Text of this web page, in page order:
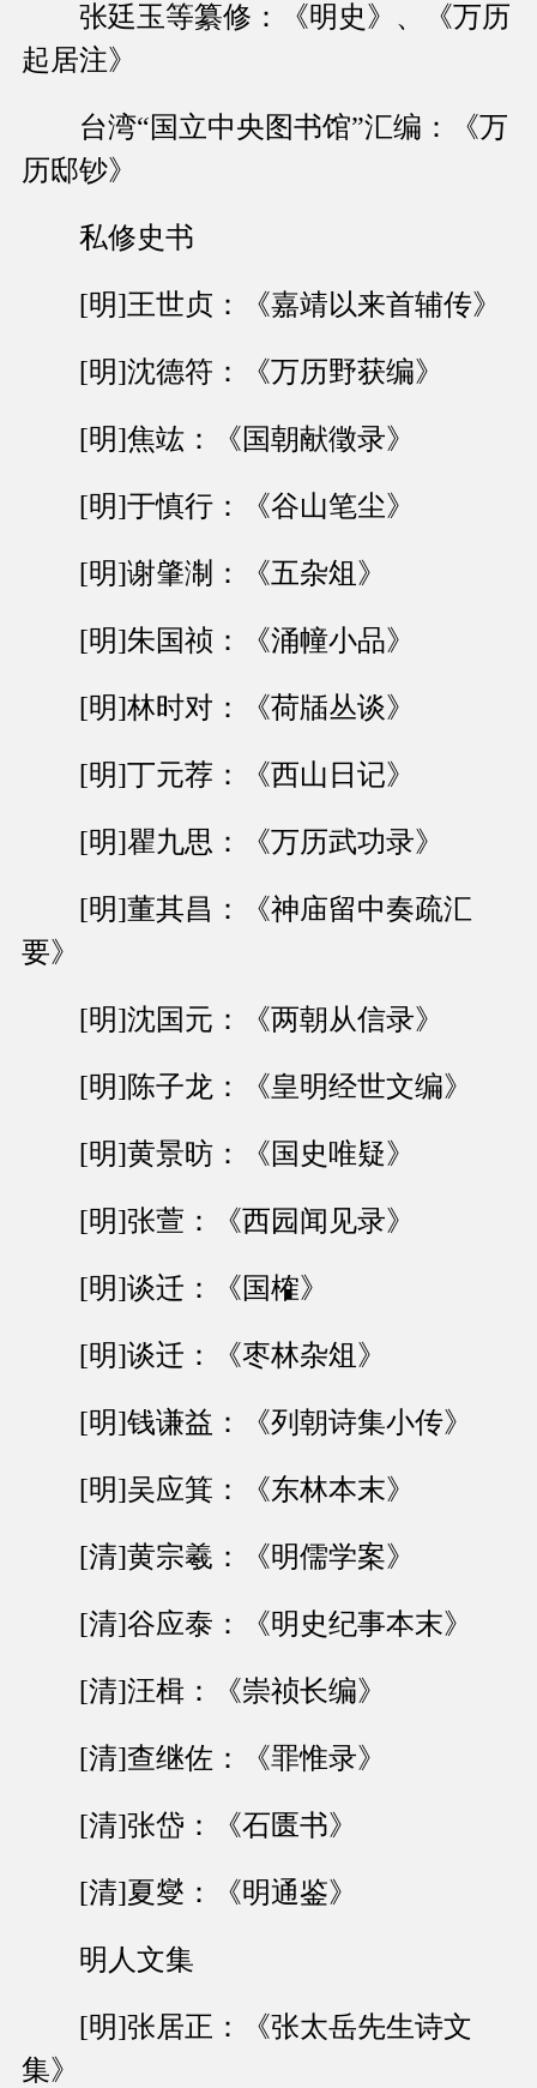
张廷玉等纂修：《明史》、《万历
起居注》
台湾“国立中央图书馆”汇编：《万
历邸钞》
私修史书
[明]王世贞：《嘉靖以来首辅传》
[明]沈德符：《万历野获编》
[明]焦竑：《国朝献徵录》
[明]于慎行：《谷山笔尘》
[明]谢肇淛：《五杂俎》
[明]朱国祯：《涌幢小品》
[明]林时对：《荷牐丛谈》
[明]丁元荐：《西山日记》
[明]瞿九思：《万历武功录》
[明]董其昌：《神庙留中奏疏汇
要》
[明]沈国元：《两朝从信录》
[明]陈子龙：《皇明经世文编》
[明]黄景昉：《国史唯疑》
[明]张萱：《西园闻见录》
[明]谈迁：《国榷》
[明]谈迁：《枣林杂俎》
[明]钱谦益：《列朝诗集小传》
[明]吴应箕：《东林本末》
[清]黄宗羲：《明儒学案》
[清]谷应泰：《明史纪事本末》
[清]汪楫：《崇祯长编》
[清]查继佐：《罪惟录》
[清]张岱：《石匮书》
[清]夏燮：《明通鉴》
明人文集
[明]张居正：《张太岳先生诗文
集》